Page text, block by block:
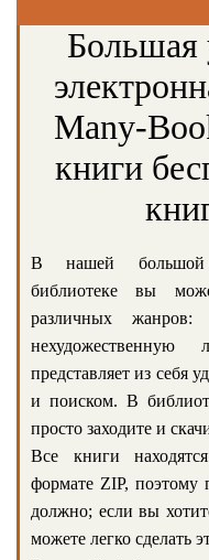
Большая
Many-
книги
В нашей большой
библиотеке вы
различных
представляет из себя
и поиском. В
просто заходите и
Все книги
формате ZIP, поэтому
должно; если вы
можете легко сделать